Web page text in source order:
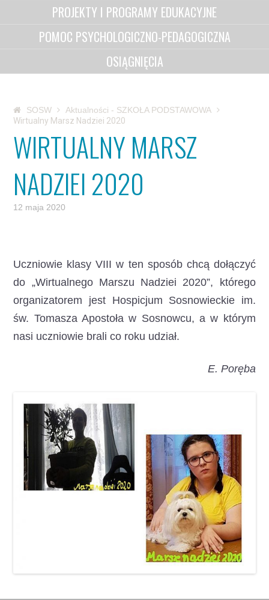
PROJEKTY I PROGRAMY EDUKACYJNE
POMOC PSYCHOLOGICZNO-PEDAGOGICZNA
OSIĄGNIĘCIA
SOSW
Aktualności - SZKOŁA PODSTAWOWA
Wirtualny Marsz Nadziei 2020
WIRTUALNY MARSZ
NADZIEI 2020
12 maja 2020
Uczniowie klasy VIII w ten sposób chcą dołączyć
do „Wirtualnego Marszu Nadziei 2020”, którego
organizatorem jest Hospicjum Sosnowieckie im.
św. Tomasza Apostoła w Sosnowcu, a w którym
nasi uczniowie brali co roku udział.
E. Poręba